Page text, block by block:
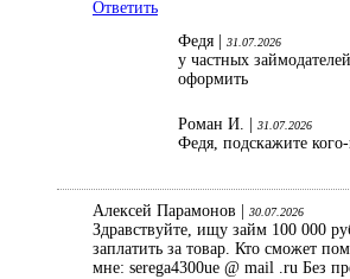
Ответить
Федя |
31.07.2026
у частных
оформить
Роман И. | 31.07.2026
Федя, подскажите
Алексей Парамонов | 30.07.2026
Здравствуйте, ищу займ 100 000
заплатить за товар. Кто сможет
мне: serega4300ue @ mail .ru Без